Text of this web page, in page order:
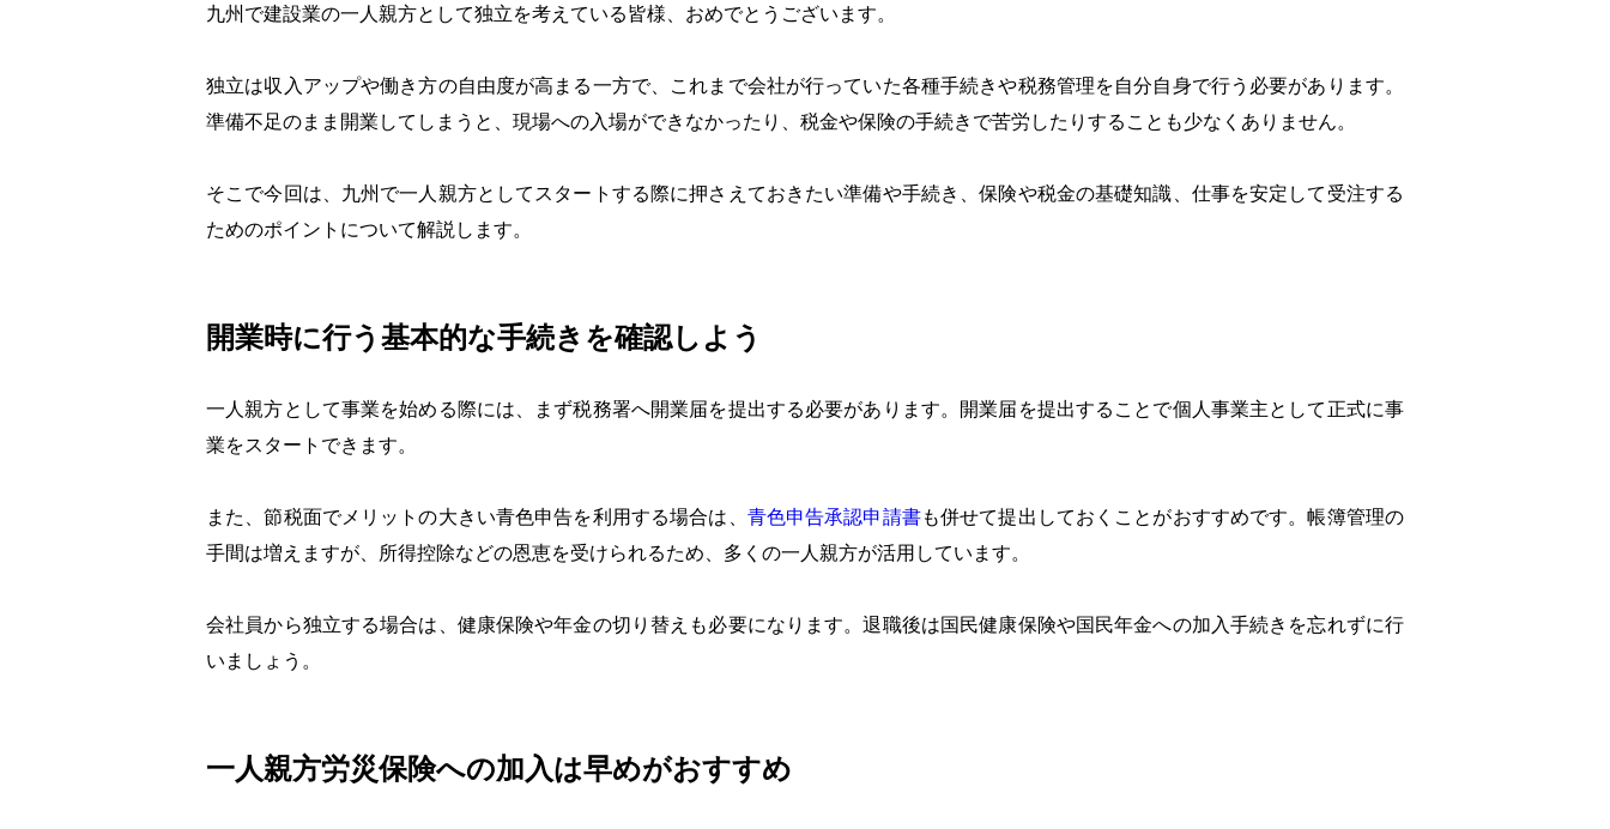
九州で建設業の一人親方として独立を考えている皆様、おめでとうございます。
独立は収入アップや働き方の自由度が高まる一方で、これまで会社が行っていた各種手続きや税務管理を自分自身で行う必要があります。
準備不足のまま開業してしまうと、現場への入場ができなかったり、税金や保険の手続きで苦労したりすることも少なくありません。
そこで今回は、九州で一人親方としてスタートする際に押さえておきたい準備や手続き、保険や税金の基礎知識、仕事を安定して受注する
ためのポイントについて解説します。
開業時に行う基本的な手続きを確認しよう
一人親方として事業を始める際には、まず税務署へ開業届を提出する必要があります。開業届を提出することで個人事業主として正式に事
業をスタートできます。
また、節税面でメリットの大きい青色申告を利用する場合は、 青色申告承認申請書も併せて提出しておくことがおすすめです。帳簿管理の
手間は増えますが、所得控除などの恩恵を受けられるため、多くの一人親方が活用しています。
会社員から独立する場合は、健康保険や年金の切り替えも必要になります。退職後は国民健康保険や国民年金への加入手続きを忘れずに行
いましょう。
一人親方労災保険への加入は早めがおすすめ